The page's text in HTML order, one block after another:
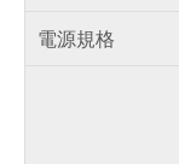
電源規格